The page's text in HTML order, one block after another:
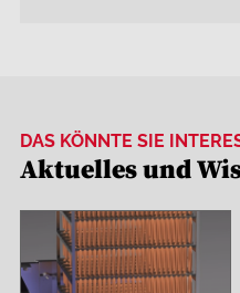
DAS KÖNNTE SIE
Aktuelles und